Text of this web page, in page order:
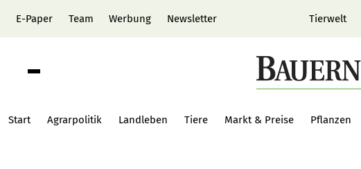
E-Paper Team Werbung Newsletter Tierwelt
Start Agrarpolitik Landleben Tiere Markt & Preise Pflanzen